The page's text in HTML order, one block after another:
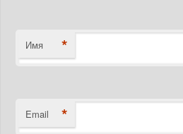
Имя *
Email *